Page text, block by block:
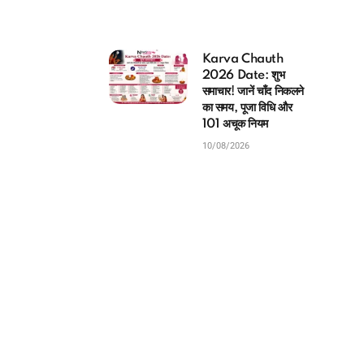
Karva Chauth
2026 Date: शुभ
समाचार! जानें चाँद निकलने
का समय, पूजा विधि और
101 अचूक नियम
10/08/2026